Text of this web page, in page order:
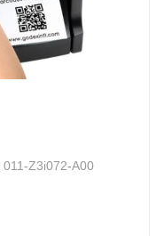
011-Z3i072-A00